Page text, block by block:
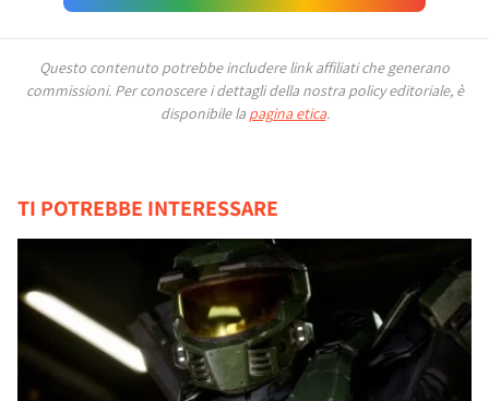
Questo contenuto potrebbe includere link affiliati che generano
commissioni. Per conoscere i dettagli della nostra policy editoriale, è
disponibile la pagina etica.
TI POTREBBE INTERESSARE